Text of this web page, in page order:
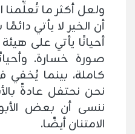
ولعل أكثر ما تُعلِّمنا
أن الخير لا يأتي
أحيانًا يأتي على
صورة خسارة.
كاملة، بينما يُخفي
نحن نحتفل عادةً
ننسى أن بعض
الامتنان أيضًا.